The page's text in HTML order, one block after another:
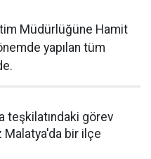
Müdürlüğüne Hamit
yapılan tüm
teşkilatındaki görev
bir ilçe